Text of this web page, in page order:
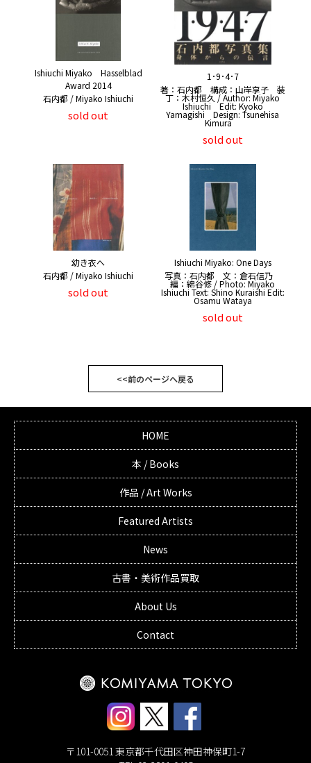
Ishiuchi Miyako Hasselblad
Award 2014
石内都 / Miyako Ishiuchi
sold out
1･9･4･7
著：石内都 構成：山岸享子 装
丁：木村恒久 / Author: Miyako
Ishiuchi Edit: Kyoko
Yamagishi Design: Tsunehisa
Kimura
sold out
幼き衣へ
石内都 / Miyako Ishiuchi
sold out
Ishiuchi Miyako: One Days
写真：石内都 文：倉石信乃
編：綿谷修 / Photo: Miyako
Ishiuchi Text: Shino Kuraishi Edit:
Osamu Wataya
sold out
<<前のページへ戻る
HOME
本 / Books
作品 / Art Works
Featured Artists
News
古書・美術作品買取
About Us
Contact
〒101-0051 東京都千代田区神田神保町1-7